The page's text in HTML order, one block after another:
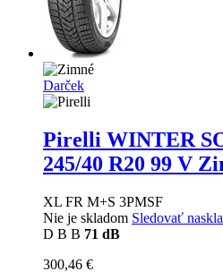
Darček
Pirelli WINTER
245/40 R20 99 V
XL FR M+S 3PMSF
Nie je skladom Sledovať
D B B 71 dB
300,46 €